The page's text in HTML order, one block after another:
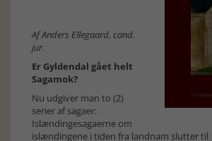
Af Anders Ellegaard, cand.
jur.
Er Gyldendal gået helt
Sagamok?
Nu udgiver man to (2)
serier af sagaer:
Islændingesagaerne om
islændingene i tiden fra landnam slutter til